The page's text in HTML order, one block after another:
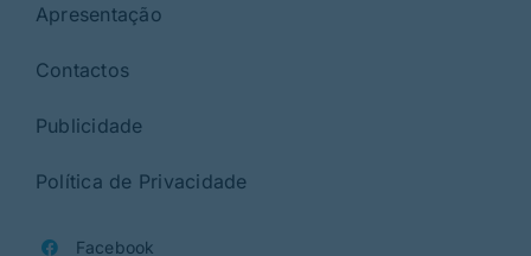
Apresentação
Contactos
Publicidade
Política de Privacidade
Facebook